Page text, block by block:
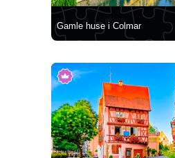
Gamle huse i Colmar